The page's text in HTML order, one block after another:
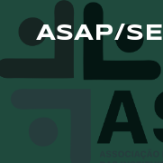
ASAP/SE